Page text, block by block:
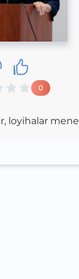
0
loyihalar